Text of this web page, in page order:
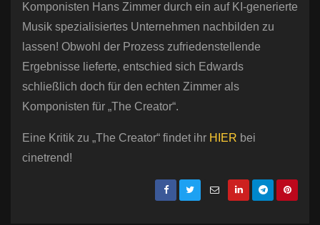
Komponisten Hans Zimmer durch ein auf KI-generierte
Musik spezialisiertes Unternehmen nachbilden zu
lassen! Obwohl der Prozess zufriedenstellende
Ergebnisse lieferte, entschied sich Edwards
schließlich doch für den echten Zimmer als
Komponisten für „The Creator“.
Eine Kritik zu „The Creator“ findet ihr HIER bei
cinetrend!